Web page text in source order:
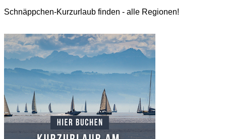
Schnäppchen-Kurzurlaub finden - alle Regionen!